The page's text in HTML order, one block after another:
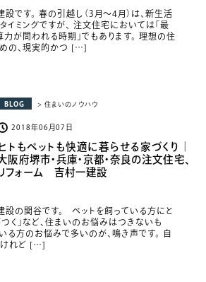
設です。 春の引越し（3月〜4月）は、新生活
イミングですが、 注文住宅においては「最
力が問われる時期」でもあります。 理想の住
の、現実的かつ […]
BLOG > 住まいのノウハウ
2018年06月07日
ヒトもペットも快適に暮らせる家づくり｜
阪府堺市・兵庫・京都・奈良の注文住宅、
フォーム 吉村一建設
設の関谷です。 ペットを飼っている方にと
つく」など、住まいのお悩みはつきないも
る方のお悩みで多いのが、鳴き声です。 自
けれど […]